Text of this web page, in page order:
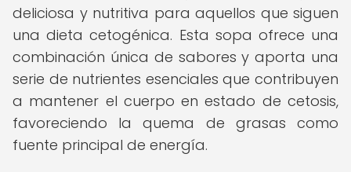
deliciosa y nutritiva para aquellos que siguen
una dieta cetogénica. Esta sopa ofrece una
combinación única de sabores y aporta una
serie de nutrientes esenciales que contribuyen
a mantener el cuerpo en estado de cetosis,
favoreciendo la quema de grasas como
fuente principal de energía.